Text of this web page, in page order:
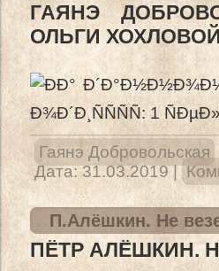
ГАЯНЭ
ОЛЬГИ
Гаянэ Добровольская
Дата: 31.03.2019 |
П.Алёшкин. Не
ПЁТР АЛЁШКИН.